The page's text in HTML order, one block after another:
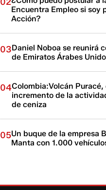
Encuentra Empleo si soy
Acción?
03Daniel Noboa se reunirá
de Emiratos Árabes
04Colombia:Volcán
incremento de la
de ceniza
05Un buque de la empresa
Manta con 1.000